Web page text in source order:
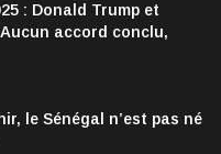
: Donald Trump et
accord conclu,
le Sénégal n’est pas né